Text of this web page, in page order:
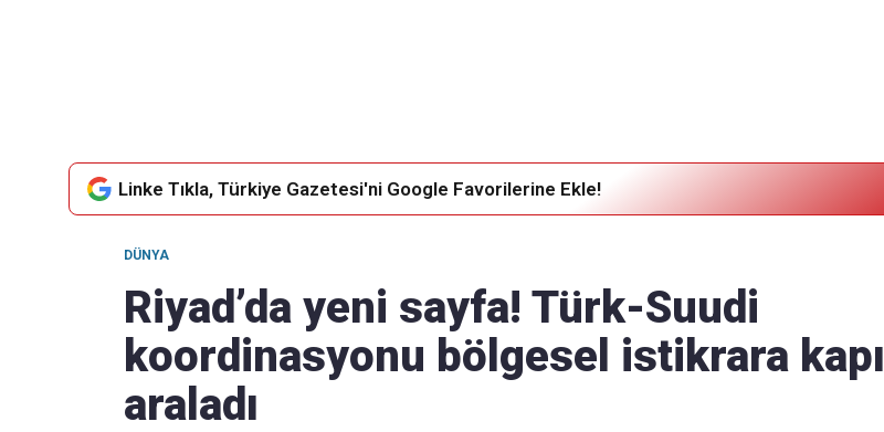
Linke Tıkla, Türkiye Gazetesi'ni Google Favorilerine Ekle!
DÜNYA
Riyad’da yeni sayfa! Türk-Suudi
koordinasyonu bölgesel istikrara kapı
araladı